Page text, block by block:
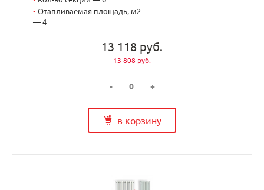
• Отапливаемая площадь, м2
— 4
13 118 руб.
13 808 руб.
- +
в корзину